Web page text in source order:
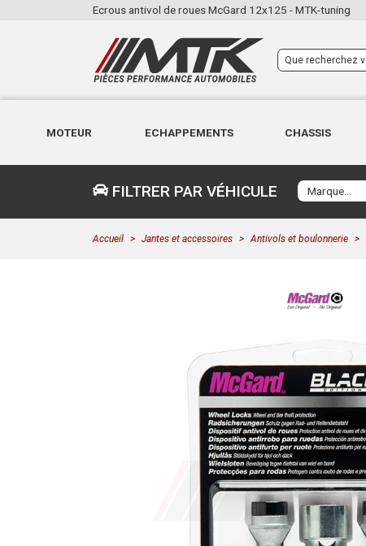
Ecrous antivol de roues McGard 12x125 - MTK-tuning
MOTEUR ECHAPPEMENTS CHASSIS
FILTRER PAR VÉHICULE
Accueil Jantes et accessoires Antivols et boulonnerie